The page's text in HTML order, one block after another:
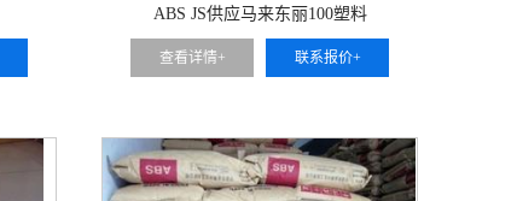
ABS JS供应马来东丽100塑料
查看详情+ 联系报价+